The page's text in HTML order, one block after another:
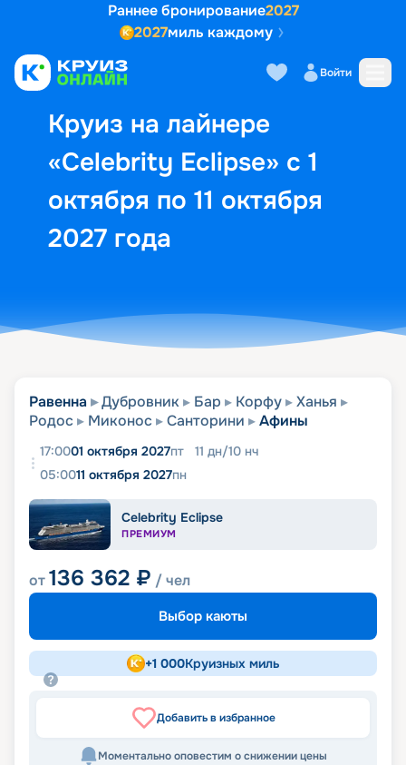
Раннее бронирование2027
2027миль каждому
Войти
Круиз на лайнере
«Celebrity Eclipse» с 1
октября по 11 октября
2027 года
Выбор кают Маршрут и
Равенна Дубровник Бар Корфу
Ханья
Родос
Миконос Санторини Афины
17:0001 октября 2027пт 11 дн/10 нч
05:0011 октября 2027пн
Celebrity Eclipse
ПРЕМИУМ
от136 362 ₽ / чел
Выбор каюты
+1 000Круизных миль
Добавить в избранное
Моментально оповестим о снижении цены